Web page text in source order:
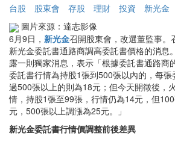
台股
股東會 存股 理財 投資 新光金
圖片來源：達志影像
6月9日， 新光金召開股東會，改選董監事。
新光金委託書通路商調高委託書價格的消息
露一則獨家消息，表示「根據委託書通路商
委託書行情為持股1張到500張以內的，每
過500張以上的則為18元；但今天開徵後，
情，持股1張至99張，行情仍為14元，但
元，500張以上調漲為25元。」
新光金委託書行情價調整前後差異